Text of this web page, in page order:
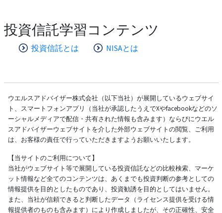
投資信託学習コンテンツ
投資信託とは NISAとは
ウエルスアドバイザー株式会社（以下当社）が展開しているウェブサイ
ト、スマートフォンアプリ（当社が承認したうえでXやfacebookなどのソ
ーシャルメディアで配信・共有された情報も含みます）ならびにウエル
スアドバイザーウェブサイトを介した外部ウェブサイトの閲覧、ご利用
は、お客様の責任で行っていただきますようお願いいたします。
【当サイトのご利用について】
当社がウェブサイト等で展開している投資信託などの比較検索、マーケ
ット情報など全てのコンテンツは、あくまでも投資判断の参考としての
情報提供を目的としたものであり、投資勧誘を目的としてはいません。
また、当社が信頼できると判断したデータ（ライセンス提供を受ける情
報提供者のものも含みます）により作成しましたが、その正確性、安全